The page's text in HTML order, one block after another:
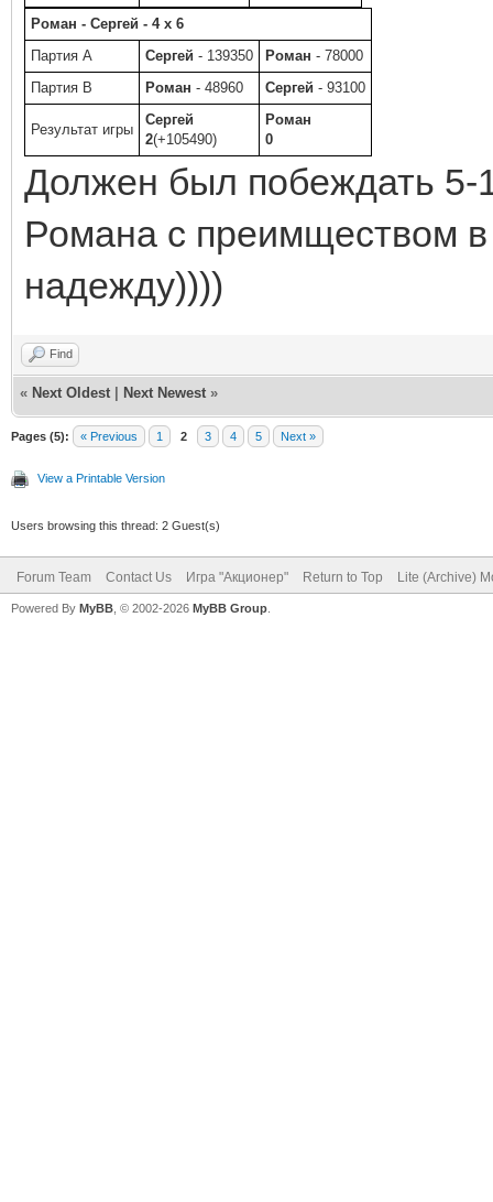
Роман - Сергей - 4 x 6
Партия A
Сергей - 139350 Роман - 78000
Партия B
Роман - 48960 Сергей - 93100
Результат игры
Сергей
2(+105490)
Роман
0
Должен был побеждать 5-
Романа с преимществом в
надежду))))
Find
« Next Oldest Next Newest »
Pages (5): « Previous 1 2 3 4 5 Next »
View a Printable Version
Users browsing this thread: 2 Guest(s)
Forum Team Contact Us Игра "Акционер" Return to Top Lite (Archive)
Powered By MyBB , © 2002-2026 MyBB Group